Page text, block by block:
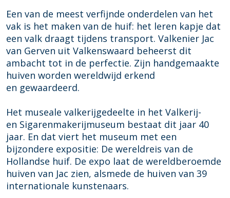
H
u
i
f
s
e
H
u
i
f
Een van de meest verfijnde onderdelen van het
vak is het maken van de huif: het leren kapje dat
een valk draagt tijdens transport. Valkenier Jac
van Gerven uit Valkenswaard beheerst dit
ambacht tot in de perfectie. Zijn handgemaakte
huiven worden wereldwijd erkend
en gewaardeerd.
Het museale valkerijgedeelte in het Valkerij-
en Sigarenmakerijmuseum bestaat dit jaar 40
jaar. En dat viert het museum met een
bijzondere expositie: De wereldreis van de
Hollandse huif. De expo laat de wereldberoemde
huiven van Jac zien, alsmede de huiven van 39
internationale kunstenaars.